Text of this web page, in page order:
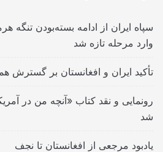
سپاه ایران از ادامه بسته‌بودن تنگه
وارد مرحله تازه شد
تأکید ایران و افغانستان بر گسترش
رونمایی و نقد کتاب «آنچه من در
شد
یادبود مرجعی از افغانستان تا نجف